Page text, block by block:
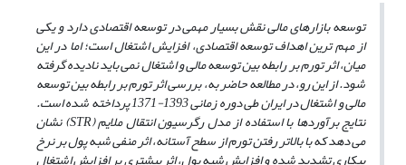
توسعه بازارهای مالی نقش بسیار مهمی در توسعه اقتصادی دارد و یکی
از مهمترین اهداف توسعه اقتصادی، افزایش اشتغال است؛ اما در این
میان، اثر تورم بر رابطه بین توسعه مالی و اشتغال نمیباید نادیده گرفته
شود. از این رو، در مطالعه حاضر به، بررسی اثر تورم بر رابطه بین توسعه
مالی و اشتغال در ایران طی دوره زمانی 1393-137 1 پرداخته شده است.
نتایج برآوردها با استفاده از مدل رگرسیون انتقال ملایم (STR) نشان
میدهد کهبا بالاتر رفتن تورم از سطح آستانه، اثر منفی شبه پول بر نرخ